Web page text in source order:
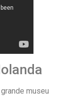
museu